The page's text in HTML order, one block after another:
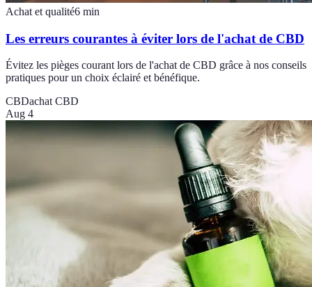
Achat et qualité6 min
Les erreurs courantes à éviter lors de l'achat de CBD
Évitez les pièges courant lors de l'achat de CBD grâce à nos conseils
pratiques pour un choix éclairé et bénéfique.
CBDachat CBD
Aug 4